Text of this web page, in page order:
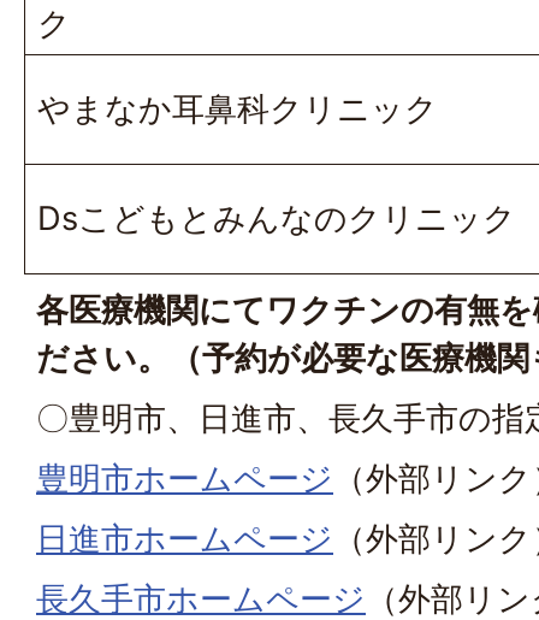
ク
やまなか耳鼻科クリニック
Dsこどもとみんなのクリニック
各医療機関にてワクチンの有無
ださい。（予約が必要な医療機
〇豊明市、日進市、長久手市の指
豊明市ホームページ （外部リン
日進市ホームページ （外部リン
長久手市ホームページ （外部リ